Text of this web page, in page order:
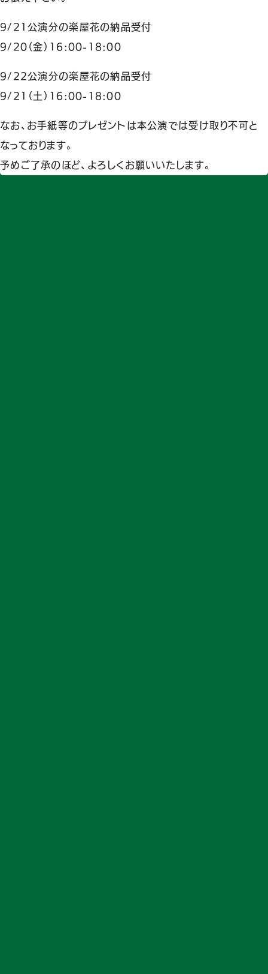
9/21公演分の楽屋花の納品受付
9/20（金）16:00-18:00
9/22公演分の楽屋花の納品受付
9/21（土）16:00-18:00
なお、お手紙等のプレゼントは本公演では受け取り不可と
なっております。
予めご了承のほど、よろしくお願いいたします。